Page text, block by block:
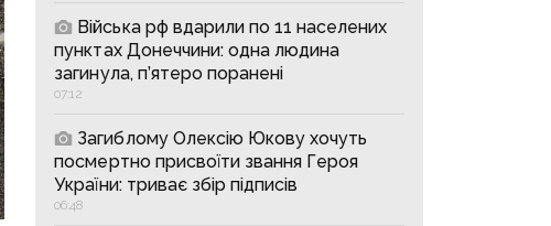
Війська рф вдарили по 11 населених
пунктах Донеччини: одна людина
загинула, п’ятеро поранені
07:12
Загиблому Олексію Юкову хочуть
посмертно присвоїти звання Героя
України: триває збір підписів
06:48